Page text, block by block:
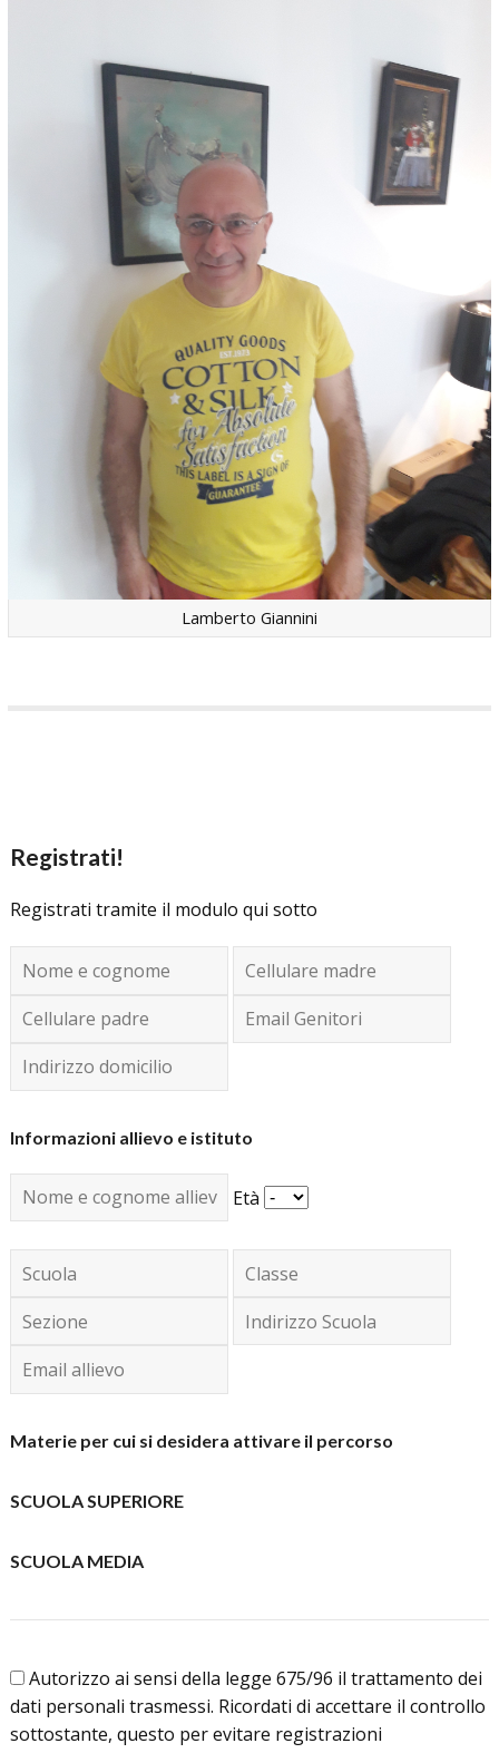
Lamberto Giannini
Registrati!
Registrati tramite il modulo qui sotto
Informazioni allievo e istituto
Età
Materie per cui si desidera attivare il percorso
SCUOLA SUPERIORE
SCUOLA MEDIA
Autorizzo ai sensi della legge 675/96 il trattamento dei
dati personali trasmessi. Ricordati di accettare il controllo
sottostante, questo per evitare registrazioni